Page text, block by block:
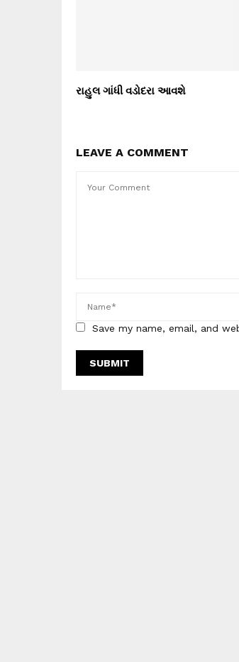
રાહુલ ગાંધી વડોદરા આવશે
LEAVE A COMMENT
Save my name, email, and